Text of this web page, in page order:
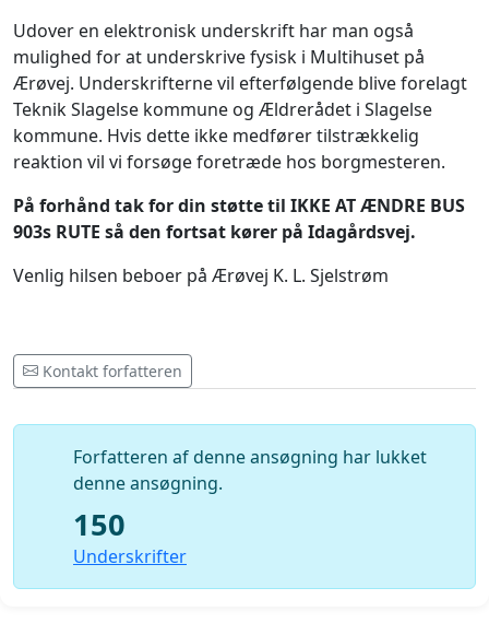
Udover en elektronisk underskrift har man også
mulighed for at underskrive fysisk i Multihuset på
Ærøvej. Underskrifterne vil efterfølgende blive forelagt
Teknik Slagelse kommune og Ældrerådet i Slagelse
kommune. Hvis dette ikke medfører tilstrækkelig
reaktion vil vi forsøge foretræde hos borgmesteren.
På forhånd tak for din støtte til IKKE AT ÆNDRE BUS
903s RUTE så den fortsat kører på Idagårdsvej.
Venlig hilsen beboer på Ærøvej K. L. Sjelstrøm
Kontakt forfatteren
Forfatteren af ​​denne ansøgning har lukket
denne ansøgning.
150
Underskrifter